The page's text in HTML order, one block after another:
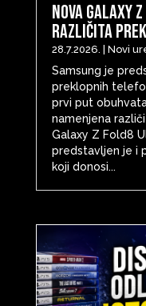
Nova Galaxy
različita
28.7.2026. Novi
Samsung je
preklopnih
prvi put
namenjena
Galaxy Z Fold8
predstavljen je i
koji donosi...